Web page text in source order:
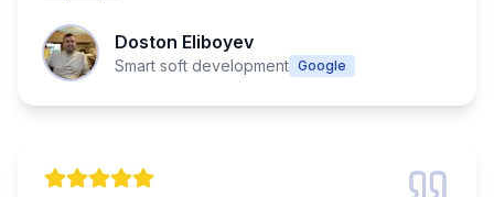
Doston Eliboyev
Smart soft development Google